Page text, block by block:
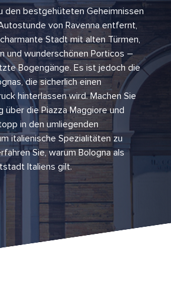
den bestgehüteten Geheimnissen
von Ravenna entfernt,
Stadt mit alten Türmen,
und wunderschönen Porticos –
Bogengänge. Es ist jedoch die
die sicherlich einen
hinterlassen wird. Machen Sie
über die Piazza Maggiore und
in den umliegenden
italienische Spezialitäten zu
Sie, warum Bologna als
Italiens gilt.